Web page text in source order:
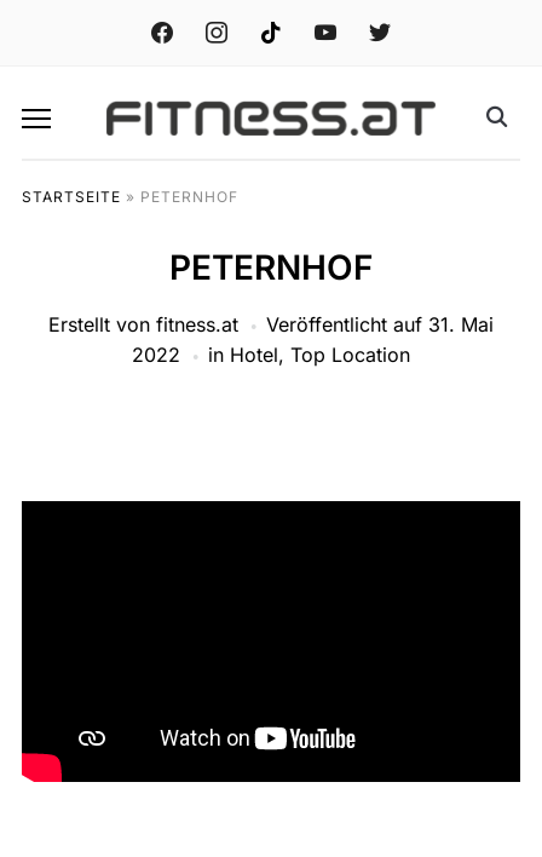
facebook instagramtiktok youtube twitter
STARTSEITE » PETERNHOF
PETERNHOF
Erstellt von fitness.at Veröffentlicht auf 31. Mai
2022
in Hotel, Top Location